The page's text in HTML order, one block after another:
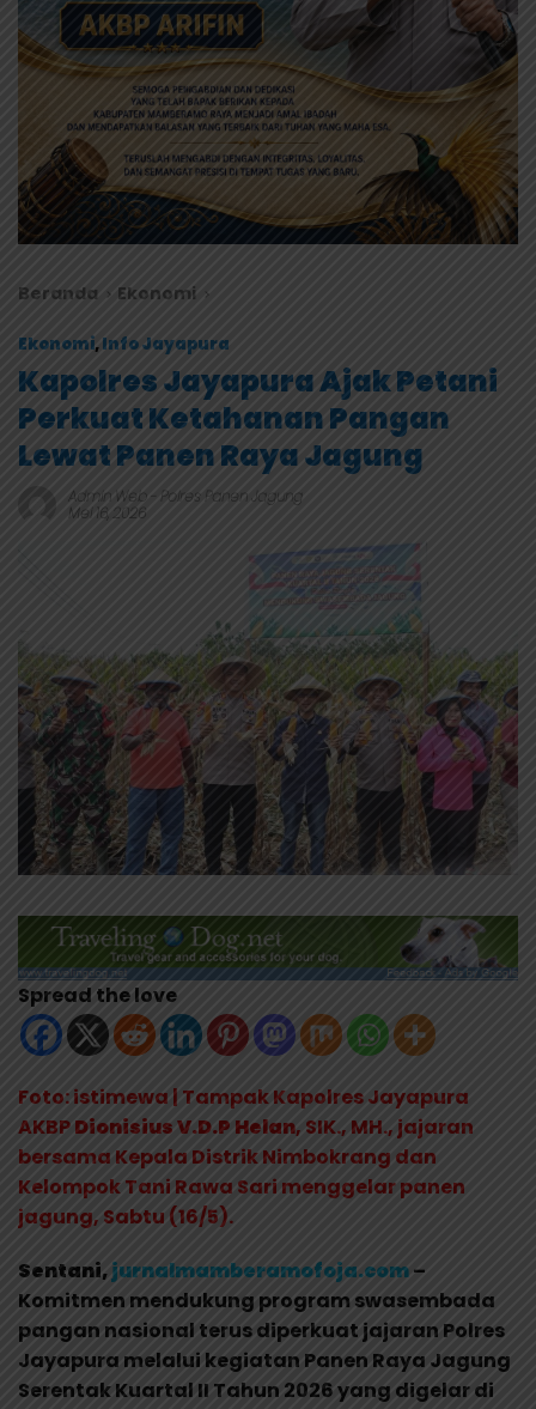
Beranda Ekonomi
Ekonomi,Info Jayapura
Kapolres Jayapura Ajak Petani
Perkuat Ketahanan Pangan
Lewat Panen Raya Jagung
Admin Web- Polres Panen Jagung
Mei 16, 2026
Spread the love
Foto: istimewa | Tampak Kapolres Jayapura
AKBPDionisius V.D.P Helan, SIK., MH., jajaran
bersama Kepala Distrik Nimbokrang dan
Kelompok Tani Rawa Sari menggelar panen
jagung, Sabtu (16/5).
Sentani,jurnalmamberamofoja.com–
Komitmen mendukung program swasembada
pangan nasional terus diperkuat jajaran Polres
Jayapura melalui kegiatan Panen Raya Jagung
Serentak Kuartal II Tahun 2026 yang digelar di